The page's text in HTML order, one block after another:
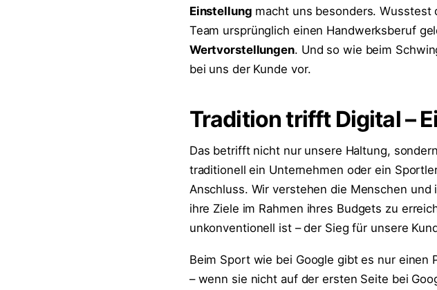
Einstellung macht uns besonders. Wusstest
Team ursprünglich einen Handwerksberuf
Wertvorstellungen. Und so wie beim
bei uns der Kunde vor.
Tradition trifft Digital –
Das betrifft nicht nur unsere Haltung,
traditionell ein Unternehmen oder ein
Anschluss. Wir verstehen die Menschen und
ihre Ziele im Rahmen ihres Budgets zu
unkonventionell ist – der Sieg für unsere
Beim Sport wie bei Google gibt es nur einen
– wenn sie nicht auf der ersten Seite bei